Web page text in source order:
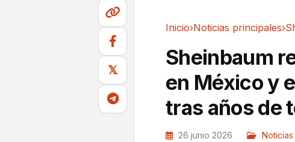
𝕏
Inicio›Noticias principales›
Sheinbaum
en México y
tras años de
26 junio 2026